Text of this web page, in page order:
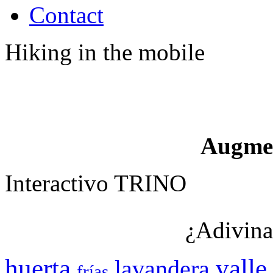
Contact
Hiking in the mobile
Interactivo TRINO